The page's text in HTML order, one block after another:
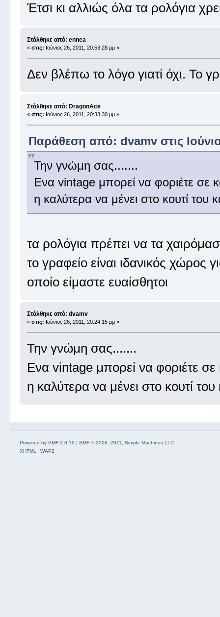
Έτσι κι αλλιώς όλα τα ρολόγια
Στάλθηκε από: ennea
« στις: Ιούνιος 26, 2011, 20:53:28 μμ »
Δεν βλέπω το λόγο γιατί όχι. Το
Στάλθηκε από: DragonAce
« στις: Ιούνιος 26, 2011, 20:33:30 μμ »
Παράθεση από: dvamv στις
Την γνώμη σας.......
Ενα vintage μπορεί να φοριέτε σε
η καλύτερα να μένει στο κουτί του
τα ρολόγια πρέπει να τα
το γραφείο είναι ιδανικός χώρος
οποίο είμαστε ευαίσθητοι
Στάλθηκε από: dvamv
« στις: Ιούνιος 26, 2011, 20:24:15 μμ »
Την γνώμη σας.......
Ενα vintage μπορεί να φοριέτε
η καλύτερα να μένει στο κουτί
Powered by SMF 2.0.19 | SMF © 2006–2011, Simple Machines LLC
XHTML
WAP2